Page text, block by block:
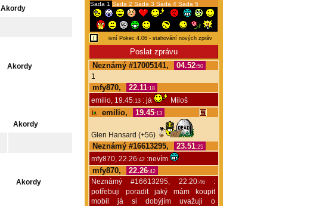
Akordy
Akordy
Akordy
Akordy
Sada 1 Sada 2 Sada 3 Sada 4 Sada 5
Neznámý #17005141, 04.52:50
1
mfy870, 22.11:18
emilio, 19.45:13 : já Miloš
emilio, 19.45:13
Glen Hansard (+56)
Neznámý #16613295, 23.51:25
mfy870, 22.26:42 :nevím
mfy870, 22.26:42
Neznámý #16613295, 22.20:46:
potřebuji poradit jaký mám koupit
mobil já si dobýjím uvažuji o